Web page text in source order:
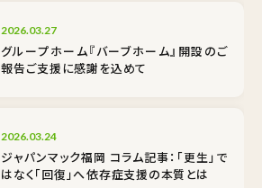
2026.03.27
グループホーム『バーブホーム』開設のご
報告――ご支援に感謝を込めて
2026.03.24
ジャパンマック福岡 コラム記事：「更生」で
はなく「回復」へ――依存症支援の本質とは